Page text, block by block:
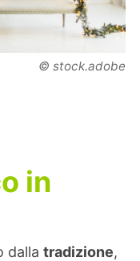
© stock.adobe
in
dalla tradizione,